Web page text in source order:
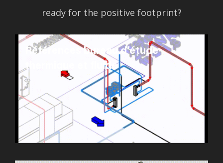
ready for the positive footprint?
Références bureau d’étude
thermique et fluide